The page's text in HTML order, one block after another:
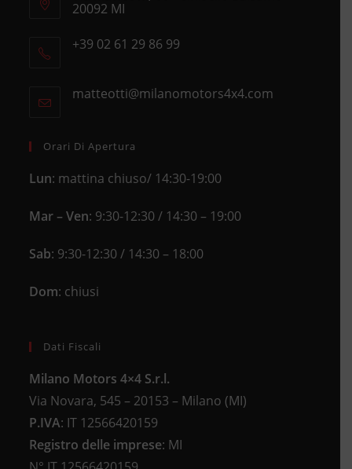
20092 MI
in
+39 02 61 29 86 99
your
matteotti@milanomotors4x4.comOpens
Orari Di Apertura
Lun: mattina chiuso/ 14:30-19:00
Mar – Ven: 9:30-12:30 / 14:30 – 19:00
Sab: 9:30-12:30 / 14:30 – 18:00
Dom: chiusi
Dati Fiscali
Milano Motors 4×4 S.r.l.
Via Novara, 545 – 20153 – Milano (MI)
P.IVA: IT 12566420159
Registro delle imprese: MI